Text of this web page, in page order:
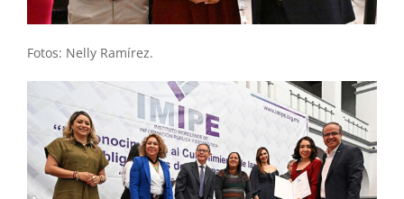
Fotos: Nelly Ramírez.